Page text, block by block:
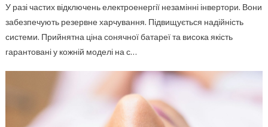
У разі частих відключень електроенергії незамінні інвертори. Вони
забезпечують резервне харчування. Підвищується надійність
системи. Прийнятна ціна сонячної батареї та висока якість
гарантовані у кожній моделі на с…